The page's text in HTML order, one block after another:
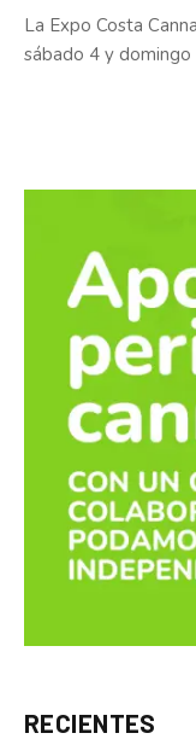
La Expo Costa
sábado 4 y
RECIENTES